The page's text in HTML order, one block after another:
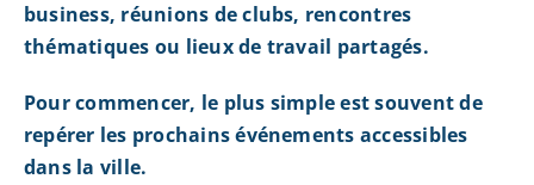
business, réunions de clubs, rencontres
thématiques ou lieux de travail partagés.
Pour commencer, le plus simple est souvent de
repérer les prochains événements accessibles
dans la ville.